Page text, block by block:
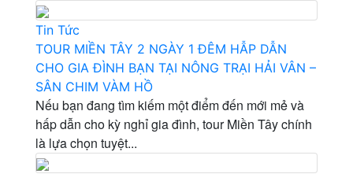
Tin Tức
TOUR MIỀN TÂY 2 NGÀY 1 ĐÊM HẪP DẪN
CHO GIA ĐÌNH BẠN TẠI NÔNG TRẠI HẢI VÂN –
SÂN CHIM VÀM HỒ
Nếu bạn đang tìm kiếm một điểm đến mới mẻ và
hấp dẫn cho kỳ nghỉ gia đình, tour Miền Tây chính
là lựa chọn tuyệt...